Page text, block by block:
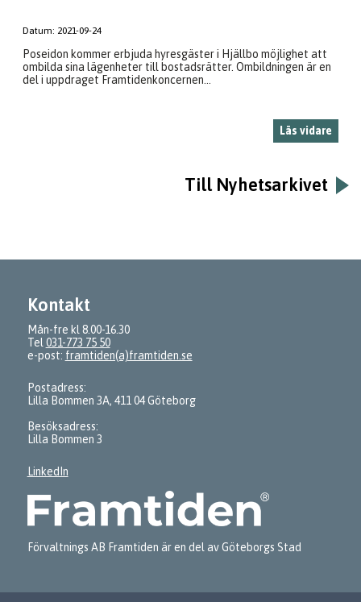
Datum: 2021-09-24
Poseidon kommer erbjuda hyresgäster i Hjällbo möjlighet att
ombilda sina lägenheter till bostadsrätter. Ombildningen är en
del i uppdraget Framtidenkoncernen...
Läs vidare
Till Nyhetsarkivet
Kontakt
Mån-fre kl 8.00-16.30
Tel 031-773 75 50
e-post: framtiden(a)framtiden.se
Postadress:
Lilla Bommen 3A, 411 04 Göteborg
Besöksadress:
Lilla Bommen 3
LinkedIn
Förvaltnings AB Framtiden är en del av Göteborgs Stad